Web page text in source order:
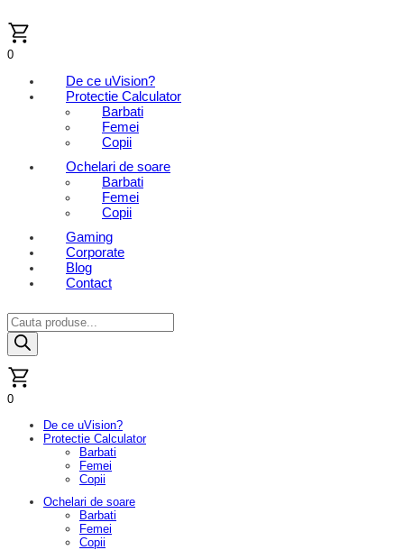
to
content
0
De ce uVision?
Protectie Calculator
Barbati
Femei
Copii
Ochelari de soare
Barbati
Femei
Copii
Gaming
Corporate
Blog
Contact
Products
search
0
De ce uVision?
Protectie Calculator
Barbati
Femei
Copii
Ochelari de soare
Barbati
Femei
Copii